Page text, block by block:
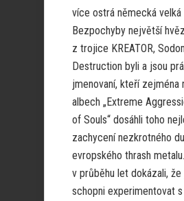
více ostrá německá velká
Bezpochyby největší
z trojice KREATOR,
Destruction byli a jsou
jmenovaní, kteří zejména
albech „Extreme
of Souls“ dosáhli toho
zachycení nezkrotného
evropského thrash
v průběhu let dokázali, že
schopni experimentovat